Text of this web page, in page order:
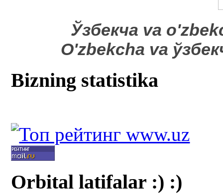
​Ўзбекча va
O'zbekcha va
Bizning statistika
Orbital latifalar :) :)